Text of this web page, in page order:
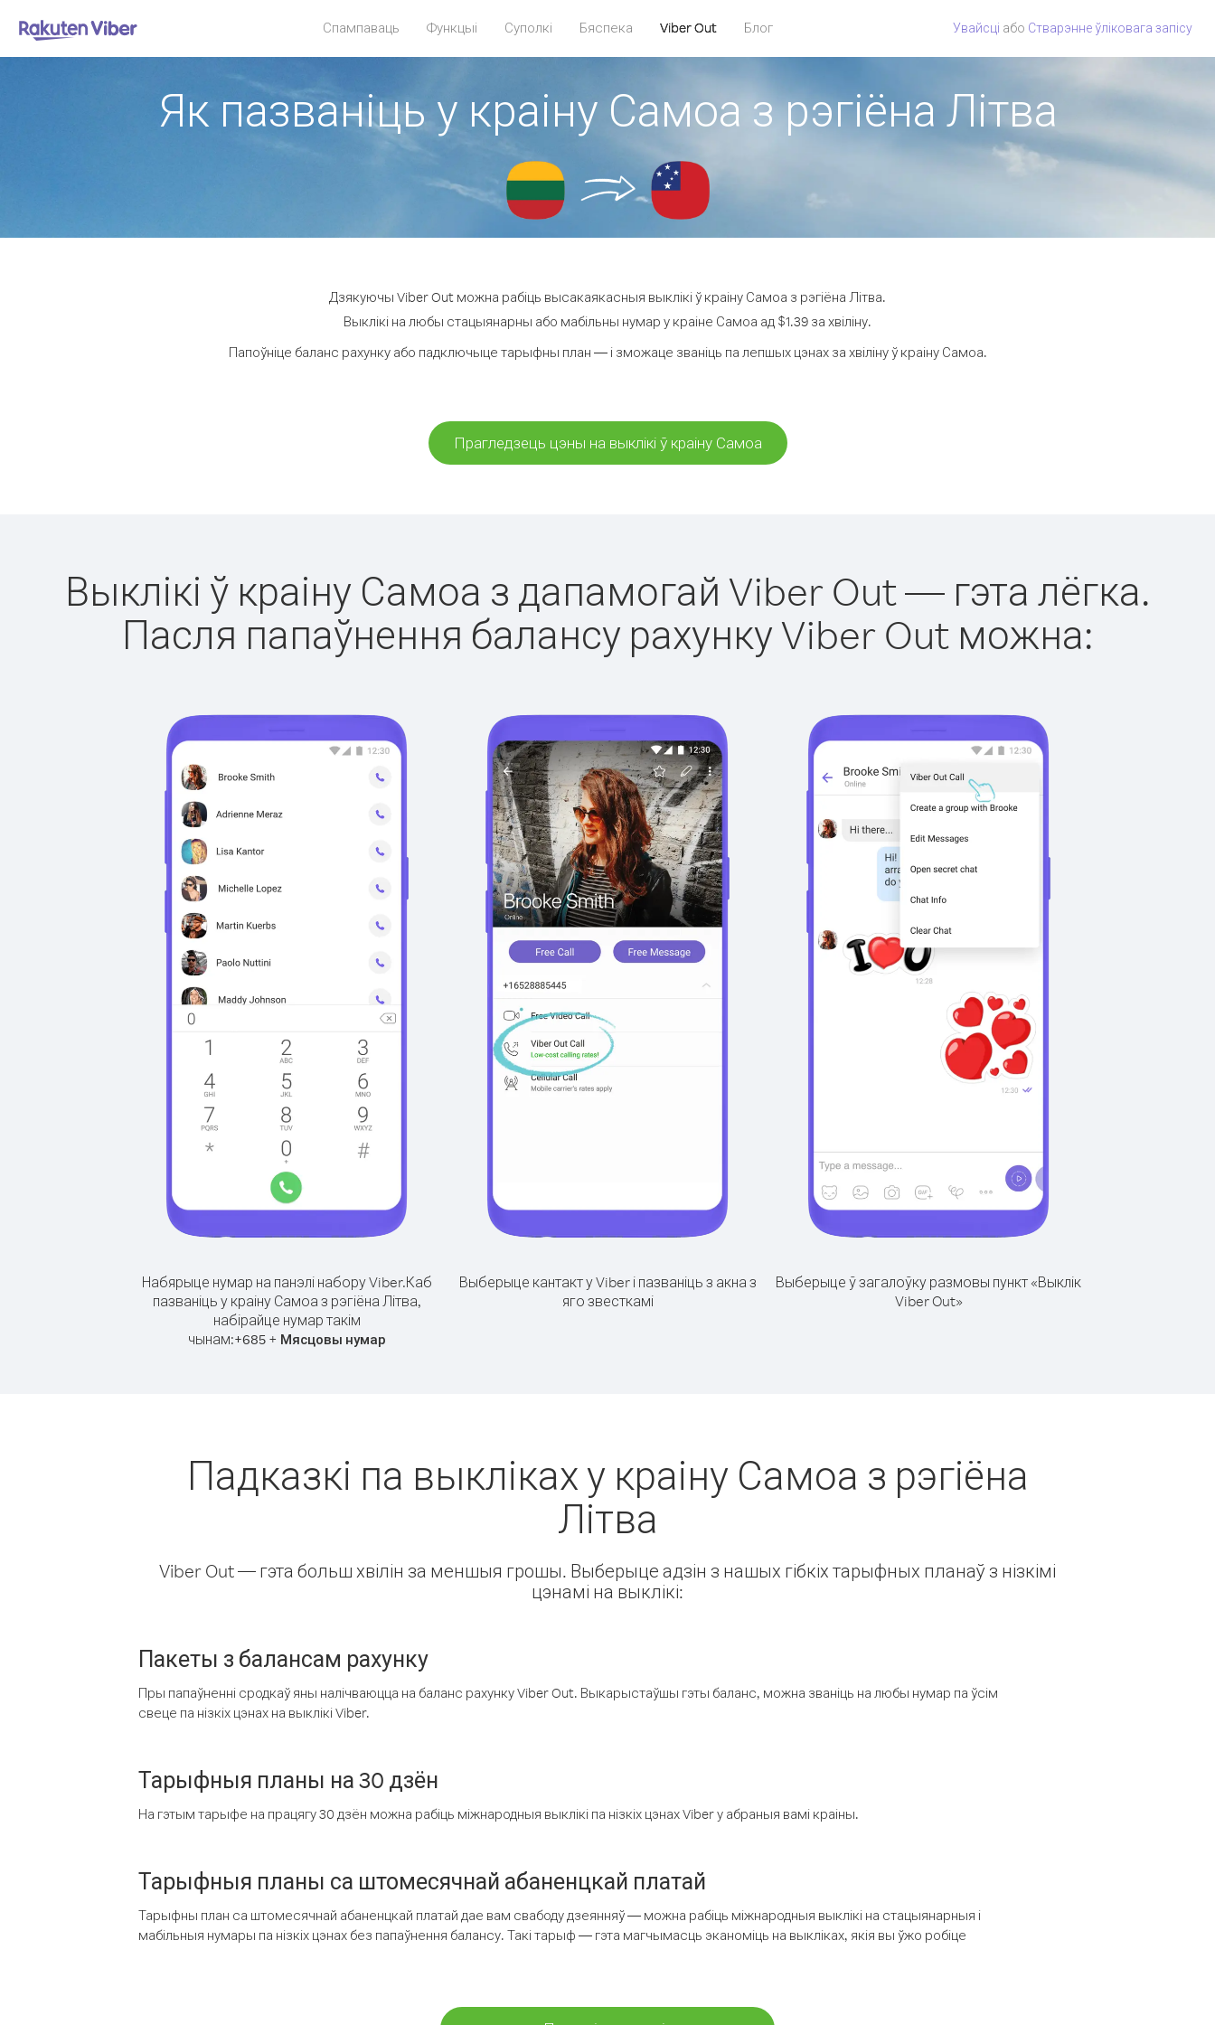
Спампаваць Функцыі Суполкі Бяспека Viber Out Блог Увайсці або Стварэнне ўліковага запісу
Як пазваніць у краіну Самоа з рэгіёна Літва
Дзякуючы Viber Out можна рабіць высакаякасныя выклікі ў краіну Самоа з рэгіёна Літва.
Выклікі на любы стацыянарны або мабільны нумар у краіне Самоа ад $1.39 за хвіліну.
Папоўніце баланс рахунку або падключыце тарыфны план — і зможаце званіць па лепшых цэнах за хвіліну ў краіну Самоа.
Прагледзець цэны на выклікі ў краіну Самоа
Выклікі ў краіну Самоа з дапамогай Viber Out — гэта лёгка.
Пасля папаўнення балансу рахунку Viber Out можна:
Набярыце нумар на панэлі набору Viber.Каб
пазваніць у краіну Самоа з рэгіёна Літва,
набірайце нумар такім
чынам:+685+ Мясцовы нумар
Выберыце кантакт у Viber і пазваніць з акна з
яго звесткамі
Выберыце ў загалоўку размовы пункт «Выклік
Viber Out»
Падказкі па выкліках у краіну Самоа з рэгіёна
Літва
Viber Out — гэта больш хвілін за меншыя грошы. Выберыце адзін з нашых гібкіх тарыфных планаў з нізкімі
цэнамі на выклікі:
Пакеты з балансам рахунку
Пры папаўненні сродкаў яны налічваюцца на баланс рахунку Viber Out. Выкарыстаўшы гэты баланс, можна званіць на любы нумар па ўсім
свеце па нізкіх цэнах на выклікі Viber.
Тарыфныя планы на 30 дзён
На гэтым тарыфе на працягу 30 дзён можна рабіць міжнародныя выклікі па нізкіх цэнах Viber у абраныя вамі краіны.
Тарыфныя планы са штомесячнай абаненцкай платай
Тарыфны план са штомесячнай абаненцкай платай дае вам свабоду дзеянняў — можна рабіць міжнародныя выклікі на стацыянарныя і
мабільныя нумары па нізкіх цэнах без папаўнення балансу. Такі тарыф — гэта магчымасць эканоміць на выкліках, якія вы ўжо робіце